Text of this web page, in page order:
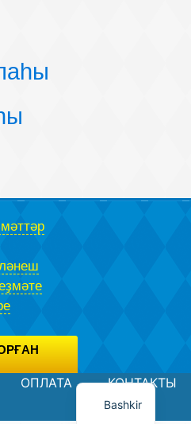
махсус
ОПЛАТА КОНТАКТЫ
Bashkir